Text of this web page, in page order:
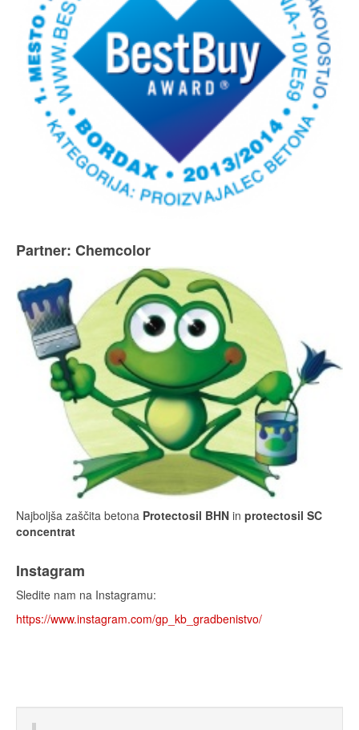
Partner: Chemcolor
Najboljša zaščita betona Protectosil BHN in protectosil SC
concentrat
Instagram
Sledite nam na Instagramu:
https://www.instagram.com/gp_kb_gradbenistvo/